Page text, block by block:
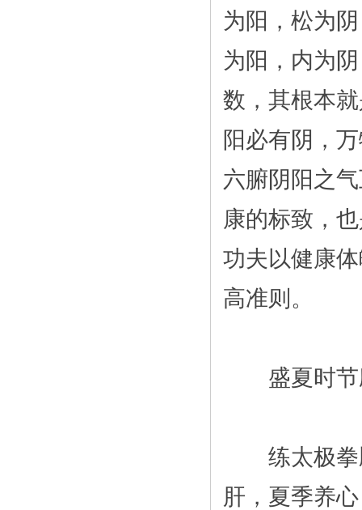
为阳，松为
为阳，内为
数，其根本
阳必有阴，
六腑阴阳之
康的标致，
功夫以健康
高准则。
盛夏时节
练太极拳
肝，夏季养